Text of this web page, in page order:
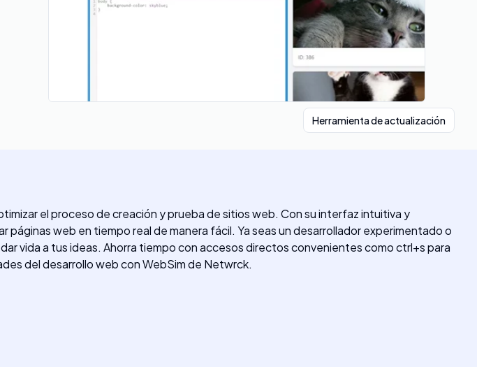
Herramienta de actualización
el proceso de creación y prueba de sitios web. Con su interfaz intuitiva y
web en tiempo real de manera fácil. Ya seas un desarrollador experimentado o
vida a tus ideas. Ahorra tiempo con accesos directos convenientes como ctrl+s para
del desarrollo web con WebSim de Netwrck.